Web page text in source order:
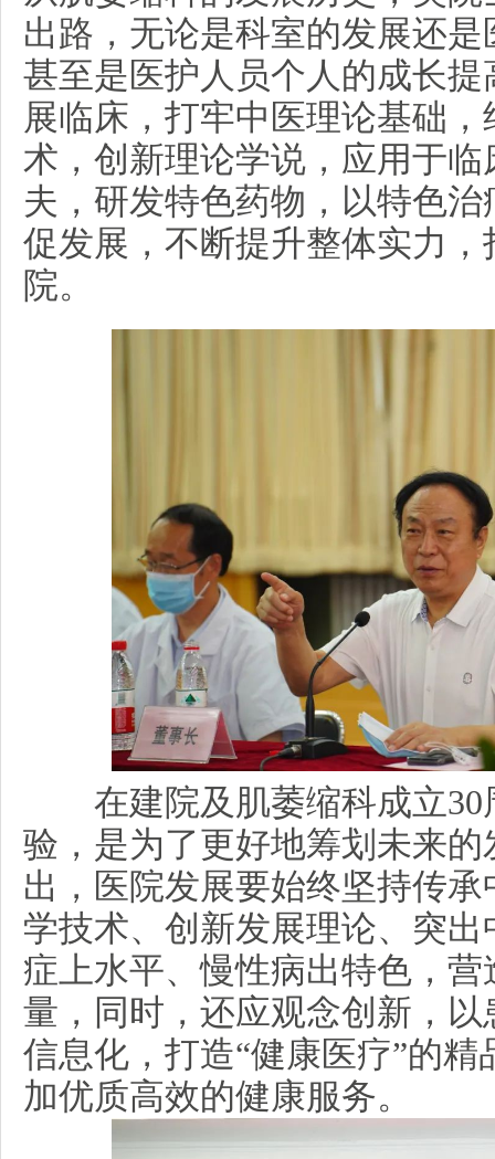
出路，无论是科室的发展还
甚至是医护人员个人的成长
展临床，打牢中医理论基础
术，创新理论学说，应用于临
夫，研发特色药物，以特色
促发展，不断提升整体实力
院。
在建院及肌萎缩科成立30
验，是为了更好地筹划未来
出，医院发展要始终坚持传
学技术、创新发展理论、突
症上水平、慢性病出特色，
量，同时，还应观念创新，
信息化，打造“健康医疗”的
加优质高效的健康服务。